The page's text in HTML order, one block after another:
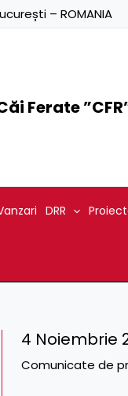
– ROMANIA
Ferate
DRR
4 Noiembrie
Comunicate de